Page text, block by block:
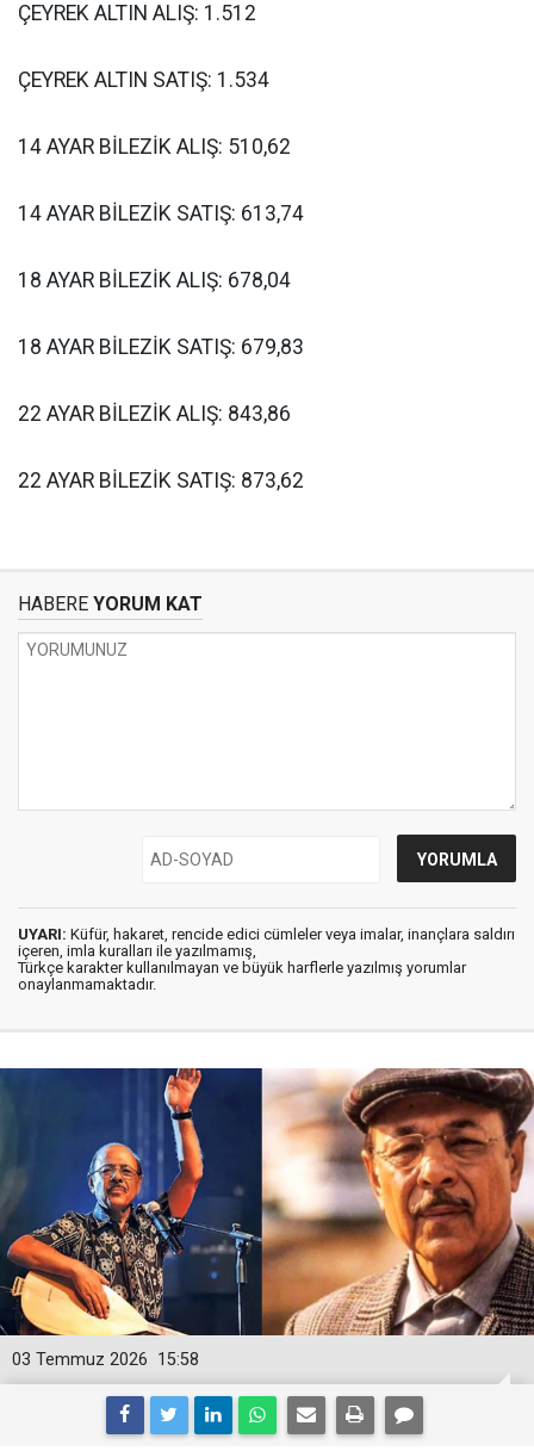
ÇEYREK ALTIN ALIŞ: 1.512
ÇEYREK ALTIN SATIŞ: 1.534
14 AYAR BİLEZİK ALIŞ: 510,62
14 AYAR BİLEZİK SATIŞ: 613,74
18 AYAR BİLEZİK ALIŞ: 678,04
18 AYAR BİLEZİK SATIŞ: 679,83
22 AYAR BİLEZİK ALIŞ: 843,86
22 AYAR BİLEZİK SATIŞ: 873,62
HABERE YORUM KAT
UYARI: Küfür, hakaret, rencide edici cümleler veya imalar, inançlara saldırı
içeren, imla kuralları ile yazılmamış,
Türkçe karakter kullanılmayan ve büyük harflerle yazılmış yorumlar
onaylanmamaktadır.
15:58
03 Temmuz 2026